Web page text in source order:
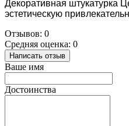
Декоративная штукатурка
эстетическую
Отзывов: 0
Средняя оценка: 0
Написать отзыв
Ваше имя
Достоинства